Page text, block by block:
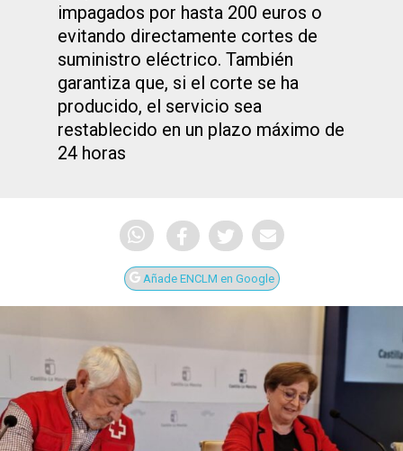
impagados por hasta 200 euros o
evitando directamente cortes de
suministro eléctrico. También
garantiza que, si el corte se ha
producido, el servicio sea
restablecido en un plazo máximo de
24 horas
Añade ENCLM en Google